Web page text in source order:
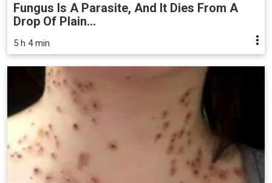
Fungus Is A Parasite, And It Dies From A
Drop Of Plain...
5 h 4 min